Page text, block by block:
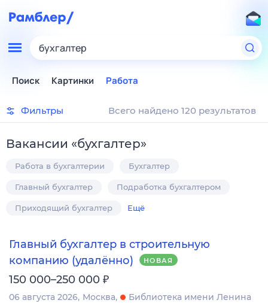
бухгалтер
Поиск Картинки Работа
Фильтры Всего найдено 120 результатов
Вакансии «бухгалтер»
Работа в бухгалтерии Бухгалтер
Главный бухгалтер Подработка бухгалтером
Приходящий бухгалтер Ещё
Главный бухгалтер в строительную
компанию (удалённо)
НОВАЯ
150 000–250 000 ₽
06 августа 2026 Москва
Библиотека имени Ленина